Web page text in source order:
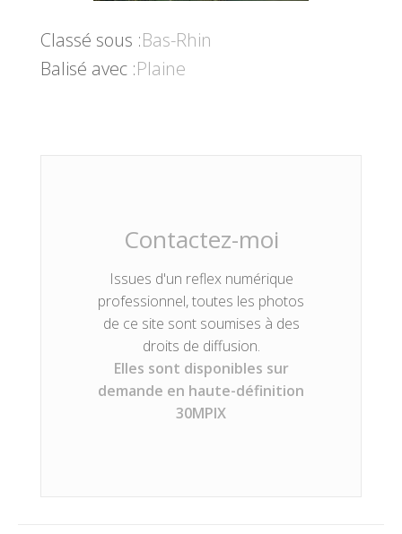
Classé sous :Bas-Rhin
Balisé avec :Plaine
Contactez-moi
Issues d'un reflex numérique
professionnel, toutes les photos
de ce site sont soumises à des
droits de diffusion.
Elles sont disponibles sur
demande en haute-définition
30MPIX